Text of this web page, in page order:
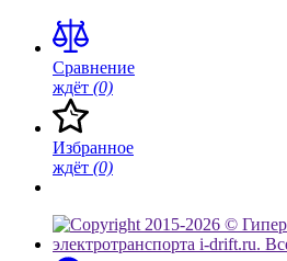
Сравнение
ждёт (0)
Избранное
ждёт (0)